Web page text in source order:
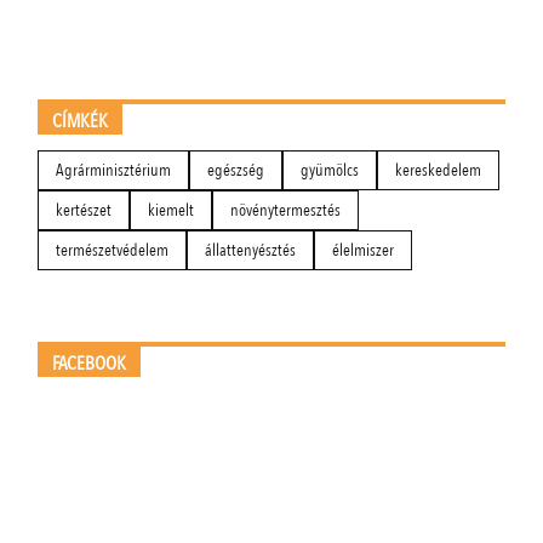
CÍMKÉK
Agrárminisztérium egészség gyümölcs
kereskedelem
kertészet
kiemelt
növénytermesztés
természetvédelem
állattenyésztés élelmiszer
FACEBOOK